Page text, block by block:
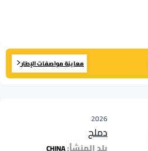
معاينة مواصفات الإطار
2026
دملج
بلد المنشأ:CHINA